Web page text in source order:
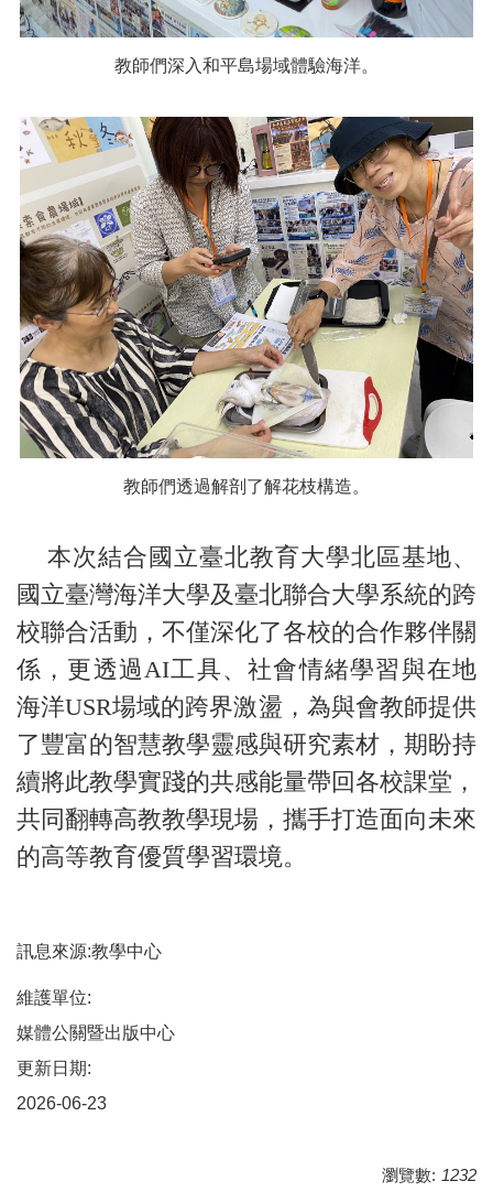
教師們深入和平島場域體驗海洋。
教師們透過解剖了解花枝構造。
本次結合國立臺北教育大學北區基地、
國立臺灣海洋大學及臺北聯合大學系統的跨
校聯合活動，不僅深化了各校的合作夥伴關
係，更透過AI工具、社會情緒學習與在地
海洋USR場域的跨界激盪，為與會教師提供
了豐富的智慧教學靈感與研究素材，期盼持
續將此教學實踐的共感能量帶回各校課堂，
共同翻轉高教教學現場，攜手打造面向未來
的高等教育優質學習環境。
訊息來源:教學中心
維護單位:
媒體公關暨出版中心
更新日期:
2026-06-23
瀏覽數: 1232